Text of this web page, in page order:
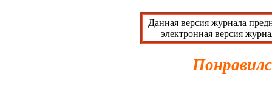
Данная версия журнала
электронная версия